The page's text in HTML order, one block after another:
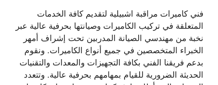
فني كاميرات مراقبة اشبيلية لتقديم كافة الخدمات
المتعلقة في تركيب الكاميرات وصيانتها بحرفية عالية عبر
نخبة من مهندسي الصيانة المدربين تحت إشراف أمهر
الخبراء المتخصصين في جميع أنواع الكاميرات. ونقوم
بدعم فريقنا الفني بكافة التجهيزات والمعدات والتقنيات
الحديثة الضرورية للقيام بمهامهم بحرفية عالية. وتتعدد